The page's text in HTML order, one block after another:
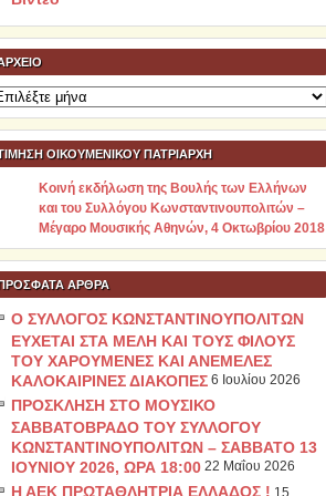
ΟΙΚΟΥΜΕΝΙΚΟΥ ΠΑΤΡΙΑΡΧΗ
Κοινή εκδήλωση της Βουλής των Ελλήνων
και του Συλλόγου Κωνσταντινουπολιτών –
Μέγαρο Μουσικής Αθηνών, 4 Οκτωβρίου 2018
ΆΡΘΡΑ
Ο ΣΥΛΛΟΓΟΣ ΚΩΝΣΤΑΝΤΙΝΟΥΠΟΛΙΤΩΝ
ΕΥΧΕΤΑΙ ΣΤΑ ΜΕΛΗ ΚΑΙ ΤΟΥΣ ΦΙΛΟΥΣ
ΤΟΥ ΧΑΡΟΥΜΕΝΕΣ ΚΑΙ ΑΝΕΜΕΛΕΣ
ΚΑΛΟΚΑΙΡΙΝΕΣ ΔΙΑΚΟΠΕΣ 6 Ιουλίου 2026
ΠΡΟΣΚΛΗΣΗ ΣΤΟ ΜΟΥΣΙΚΟ
ΣΑΒΒΑΤΟΒΡΑΔΟ ΤΟΥ ΣΥΛΛΟΓΟΥ
ΚΩΝΣΤΑΝΤΙΝΟΥΠΟΛΙΤΩΝ – ΣΑΒΒΑΤΟ 13
ΙΟΥΝΙΟΥ 2026, ΩΡΑ 18:00 22 Μαΐου 2026
Η ΑΕΚ ΠΡΩΤΑΘΛΗΤΡΙΑ ΕΛΛΑΔΟΣ !